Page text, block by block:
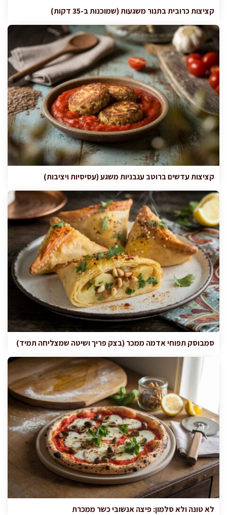
קציצות כרובית בתנור משגעות (שמוכנות ב-35 דקות)
קציצות עדשים ברוטב עגבניות משגע (עסיסיות ויציבות)
סמבוסק תפוחי אדמה ממכר (בצק פריך ושיטה שמצליחה תמיד)
לא טונה ולא סלמון: פיצה אנשובי כשר ממכרת